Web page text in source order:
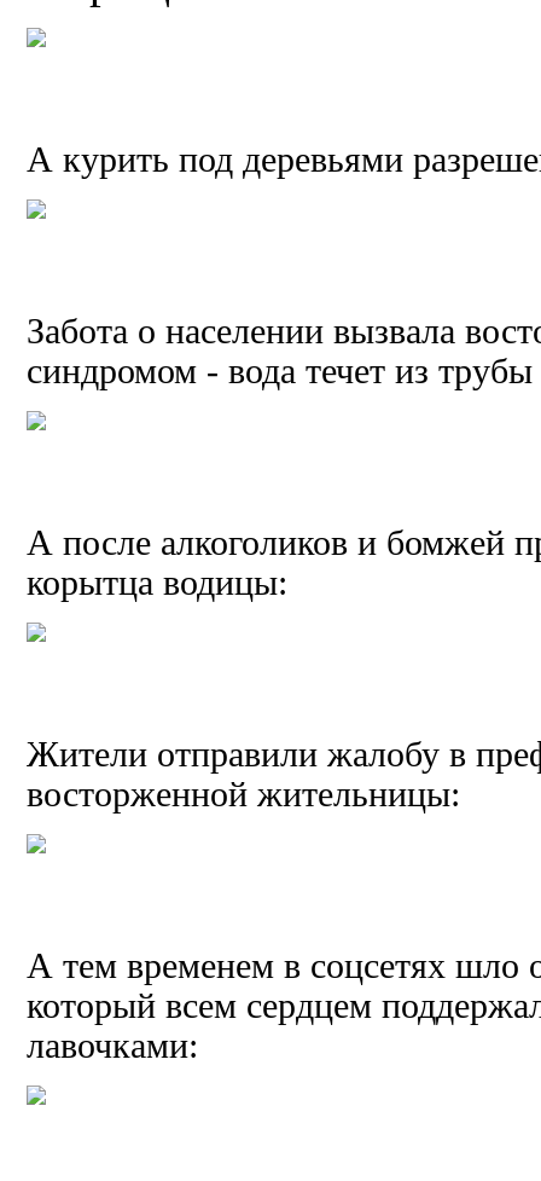
А курить под деревьями
Забота о населении вызвала
синдромом - вода течет из трубы
А после алкоголиков и бомжей
корытца водицы:
Жители отправили жалобу в
восторженной жительницы:
А тем временем в соцсетях шло
который всем сердцем
лавочками: